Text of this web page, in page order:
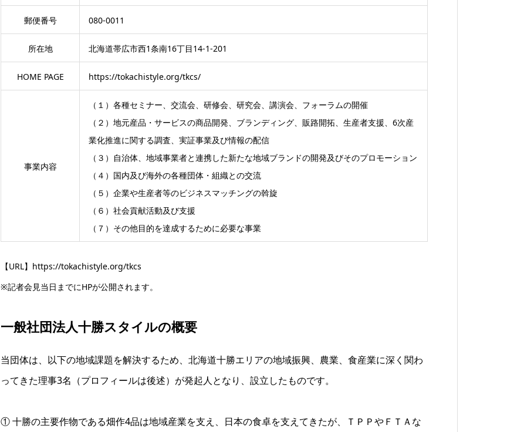
郵便番号 080-0011
所在地 北海道帯広市西1条南16丁目14-1-201
HOME PAGE https://tokachistyle.org/tkcs/
事業内容
（１）各種セミナー、交流会、研修会、研究会、講演会、フォーラムの開催
（２）地元産品・サービスの商品開発、ブランディング、販路開拓、生産者支援、6次産
業化推進に関する調査、実証事業及び情報の配信
（３）自治体、地域事業者と連携した新たな地域ブランドの開発及びそのプロモーション
（４）国内及び海外の各種団体・組織との交流
（５）企業や生産者等のビジネスマッチングの斡旋
（６）社会貢献活動及び支援
（７）その他目的を達成するために必要な事業
【URL】https://tokachistyle.org/tkcs
※記者会見当日までにHPが公開されます。
一般社団法人十勝スタイルの概要
当団体は、以下の地域課題を解決するため、北海道十勝エリアの地域振興、農業、食産業に深く関わ
ってきた理事3名（プロフィールは後述）が発起人となり、設立したものです。
① 十勝の主要作物である畑作4品は地域産業を支え、日本の食卓を支えてきたが、ＴＰＰやＦＴＡな